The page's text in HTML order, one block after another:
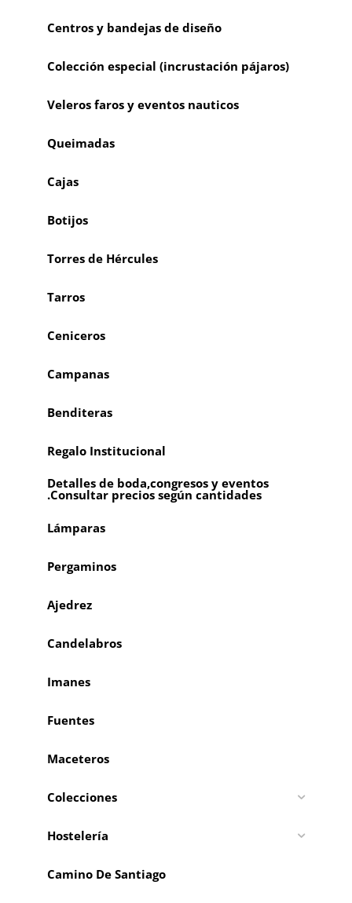
Centros y bandejas de diseño
Colección especial (incrustación pájaros)
Veleros faros y eventos nauticos
Queimadas
Cajas
Botijos
Torres de Hércules
Tarros
Ceniceros
Campanas
Benditeras
Regalo Institucional
Detalles de boda,congresos y eventos
.Consultar precios según cantidades
Lámparas
Pergaminos
Ajedrez
Candelabros
Imanes
Fuentes
Maceteros
Colecciones
Hostelería
Camino De Santiago